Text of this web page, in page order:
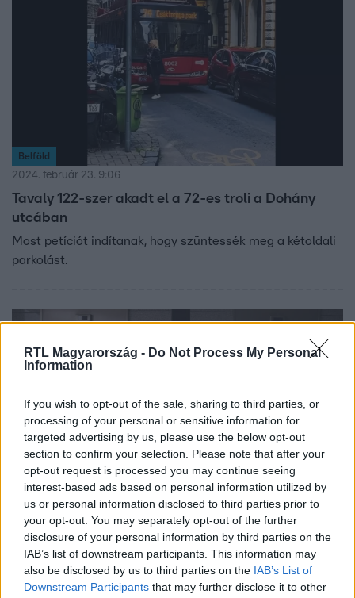
RTL Magyarország - Do Not Process My Personal
Information
If you wish to opt-out of the sale, sharing to third parties, or
processing of your personal or sensitive information for
targeted advertising by us, please use the below opt-out
section to confirm your selection. Please note that after your
opt-out request is processed you may continue seeing
interest-based ads based on personal information utilized by
us or personal information disclosed to third parties prior to
your opt-out. You may separately opt-out of the further
disclosure of your personal information by third parties on the
IAB’s list of downstream participants. This information may
also be disclosed by us to third parties on the IAB’s List of
Downstream Participants that may further disclose it to other
Belföld
2024. február 23. 9:06
Tavaly 122-szer akadt el a 72-es troli a Dohány
utcában
Most petíciót indítanak, hogy szüntessék meg a kétoldali
parkolást.
Külföld
2024. január 2. 6:44
Elindult az elakadt lift, amikor megpróbált
kimászni belőle az idős asszony
Mindenki rémálma valósult meg újév napján,
Nagyszombaton.